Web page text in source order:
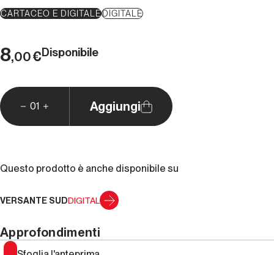
CARTACEO E DIGITALEDIGITALE
8,00€Disponibile
01 Aggiungi
Questo prodotto è anche disponibile su
VERSANTE SUDDIGITAL
Approfondimenti